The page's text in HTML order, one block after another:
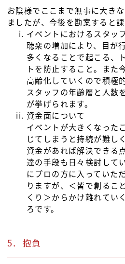
お陰様でここまで無事に大き
ましたが、今後を勘案すると課
イベントにおけるスタッ
聴衆の増加により、目が
多くなることで起こる、
トを防止すること。また
高齢化していくので積極
スタッフの年齢層と人数
が挙げられます。
資金面について
イベントが大きくなった
じてしまうと持続が難し
資金があれば解決できる
達の手段も日々検討して
にプロの方に入っていた
りますが、＜皆で創るこ
くり＞からかけ離れてい
ろです。
5．抱負